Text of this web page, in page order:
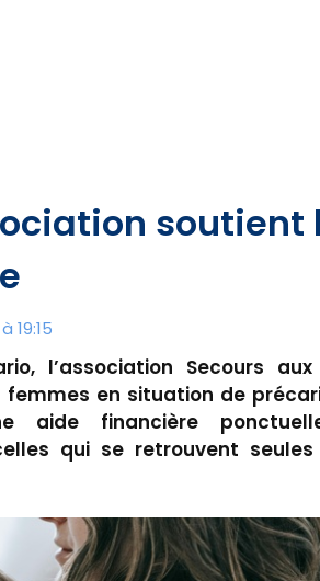
soutient
19:15
l’association Secours
en situation de
aide financière
qui se retrouvent